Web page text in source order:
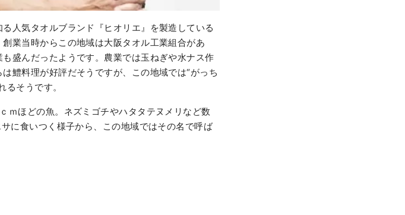
人気タオルブランド『ヒオリエ』を製造している
業当時からこの地域は大阪タオル工業組合があ
盛んだったようです。農業では玉ねぎや水ナス作
鱧料理が好評だそうですが、この地域では“がっち
るそうです。
ｍほどの魚。ネズミゴチやハタタテヌメリなど数
に食いつく様子から、この地域ではその名で呼ば